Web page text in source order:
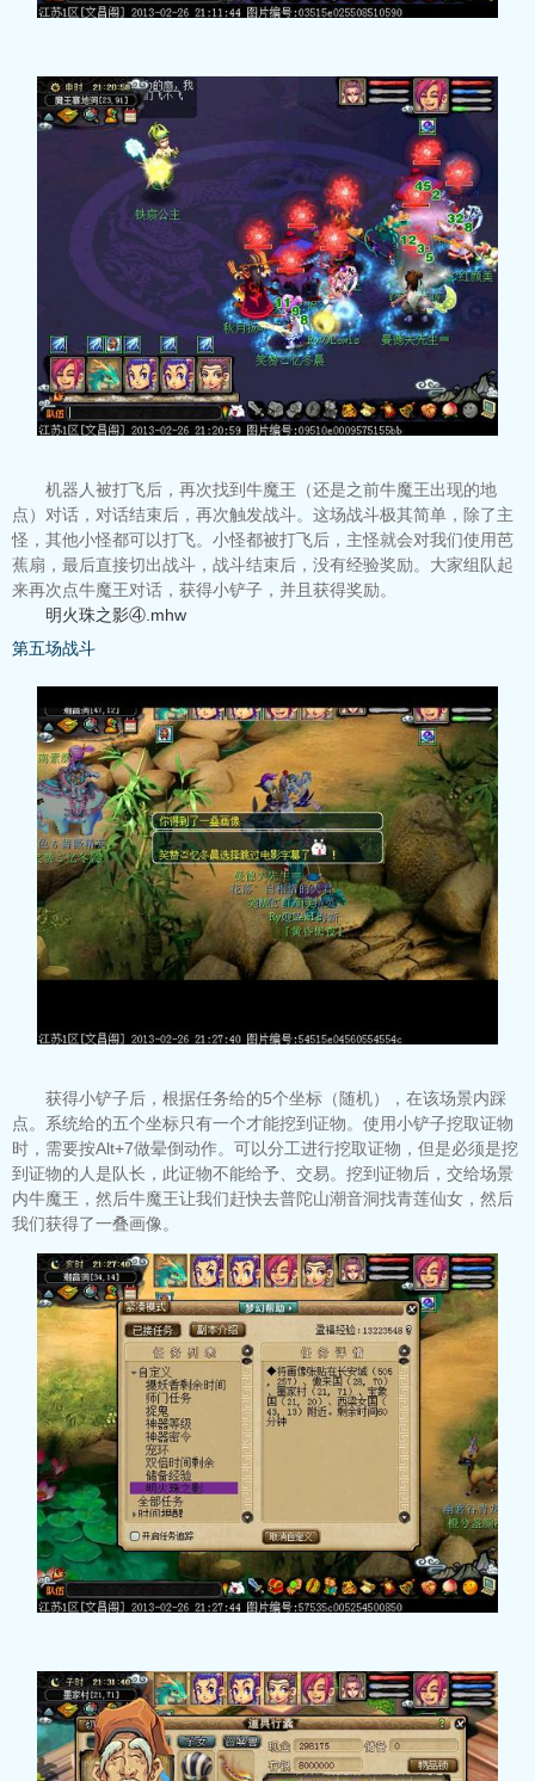
机器人被打飞后，再次找到牛魔王（还是之前牛魔王出现的地
点）对话，对话结束后，再次触发战斗。这场战斗极其简单，除了主
怪，其他小怪都可以打飞。小怪都被打飞后，主怪就会对我们使用芭
蕉扇，最后直接切出战斗，战斗结束后，没有经验奖励。大家组队起
来再次点牛魔王对话，获得小铲子，并且获得奖励。
明火珠之影④.mhw
第五场战斗
获得小铲子后，根据任务给的5个坐标（随机），在该场景内踩
点。系统给的五个坐标只有一个才能挖到证物。使用小铲子挖取证物
时，需要按Alt+7做晕倒动作。可以分工进行挖取证物，但是必须是挖
到证物的人是队长，此证物不能给予、交易。挖到证物后，交给场景
内牛魔王，然后牛魔王让我们赶快去普陀山潮音洞找青莲仙女，然后
我们获得了一叠画像。